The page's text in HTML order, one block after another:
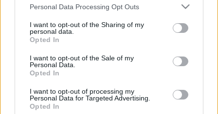
Please note that this website/app uses one or more Google
not limited to your visit or usage behaviour. You may click to
grant or deny consent to Google and its third-party tags to
use your data for below specified purposes in below Google
consent section.
Personal Data Processing Opt Outs
I want to opt-out of the Sharing of my
personal data.
Opted In
I want to opt-out of the Sale of my
Personal Data.
Opted In
I want to opt-out of processing my
Personal Data for Targeted Advertising.
Opted In
Lila ákác
A főbb szerepekben Pikali Gerdát, Fila Balázst, Blahó
Gergelyt és Betz Istánt láthatjuk. A díszlet Horváth
Szokolai Brigitta.